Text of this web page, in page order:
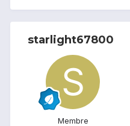
starlight67800
Membre